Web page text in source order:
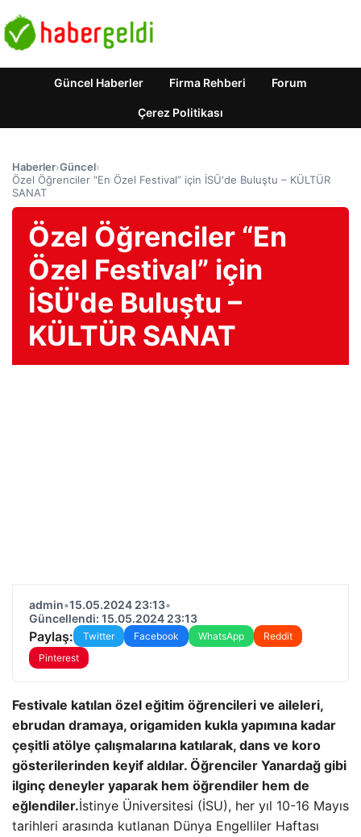
Güncel Haberler Firma Rehberi Forum
Çerez Politikası
Haberler›Güncel›
Özel Öğrenciler “En Özel Festival” için İSÜ'de Buluştu – KÜLTÜR
SANAT
Özel Öğrenciler “En
Özel Festival” için
İSÜ'de Buluştu –
KÜLTÜR SANAT
admin•15.05.2024 23:13•
Güncellendi: 15.05.2024 23:13
Paylaş: Twitter Facebook WhatsApp
Reddit
Pinterest
Festivale katılan özel eğitim öğrencileri ve aileleri,
ebrudan dramaya, origamiden kukla yapımına kadar
çeşitli atölye çalışmalarına katılarak, dans ve koro
gösterilerinden keyif aldılar. Öğrenciler Yanardağ gibi
ilginç deneyler yaparak hem öğrendiler hem de
eğlendiler.İstinye Üniversitesi (İSU), her yıl 10-16 Mayıs
tarihleri ​​arasında kutlanan Dünya Engelliler Haftası